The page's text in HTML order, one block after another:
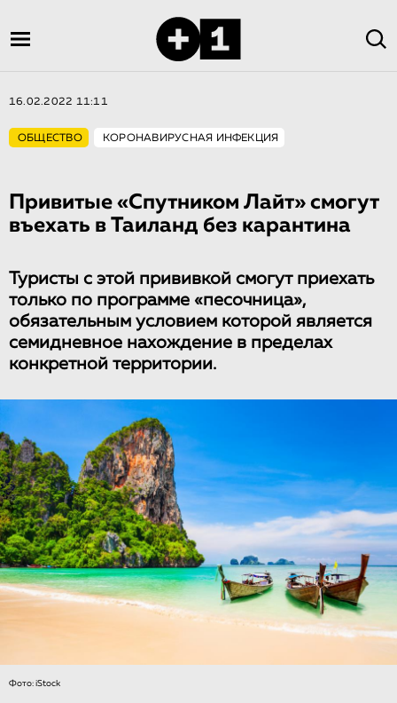
16.02.2022 11:11
ОБЩЕСТВО КОРОНАВИРУСНАЯ ИНФЕКЦИЯ
Привитые «Спутником Лайт» смогут
въехать в Таиланд без карантина
Туристы с этой прививкой смогут приехать
только по программе «песочница»,
обязательным условием которой является
семидневное нахождение в пределах
конкретной территории.
Фото: iStock